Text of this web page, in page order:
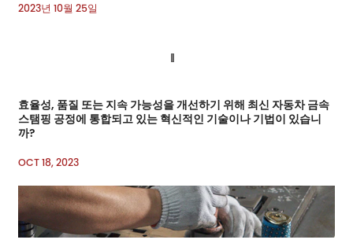
2023년 10월 25일
효율성, 품질 또는 지속 가능성을 개선하기 위해 최신 자동차 금속
스탬핑 공정에 통합되고 있는 혁신적인 기술이나 기법이 있습니
까?
OCT 18, 2023